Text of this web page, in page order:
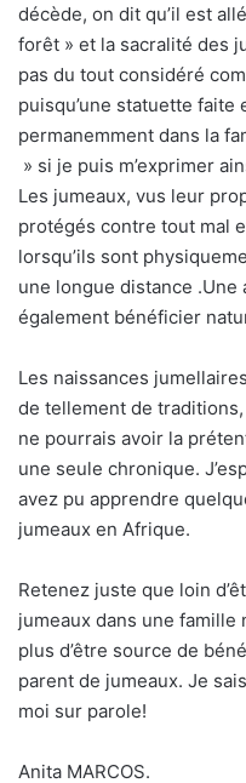
décède, on dit qu’il est
forêt » et la sacralité des
pas du tout considéré
puisqu’une statuette
permanemment dans la
» si je puis m’exprimer
Les jumeaux, vus leur
protégés contre tout mal
lorsqu’ils sont
une longue distance
également bénéficier
Les naissances
de tellement de
ne pourrais avoir la
une seule chronique.
avez pu apprendre
jumeaux en Afrique.
Retenez juste que loin
jumeaux dans une famille
plus d’être source de
parent de jumeaux. Je
moi sur parole!
Anita MARCOS.